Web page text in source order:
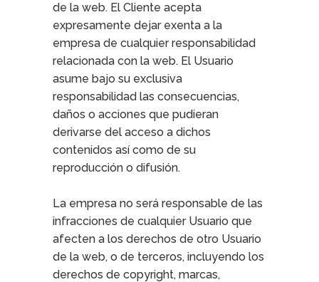
de la web. El Cliente acepta
expresamente dejar exenta a la
empresa de cualquier responsabilidad
relacionada con la web. El Usuario
asume bajo su exclusiva
responsabilidad las consecuencias,
daños o acciones que pudieran
derivarse del acceso a dichos
contenidos así como de su
reproducción o difusión.
La empresa no será responsable de las
infracciones de cualquier Usuario que
afecten a los derechos de otro Usuario
de la web, o de terceros, incluyendo los
derechos de copyright, marcas,